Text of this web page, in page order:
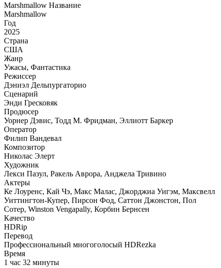
Marshmallow Название
Marshmallow
Год
2025
Страна
США
Жанр
Ужасы, Фантастика
Режиссер
Дэниэл Дельпургаторио
Сценарий
Энди Гресковяк
Продюсер
Уорнер Дэвис, Тодд М. Фридман, Эллиотт Баркер
Оператор
Филип Вандевал
Композитор
Николас Элерт
Художник
Лекси Пазул, Ракель Аврора, Анджела Тривино
Актеры
Ке Лоуренс, Кай Чэ, Макс Малас, Джорджиа Уигэм, Максвелл
Уиттингтон-Купер, Пирсон Фод, Саттон Джонстон, Пол
Сотер, Winston Vengapally, Корбин Бернсен
Качество
HDRip
Перевод
Профессиональный многоголосый HDRezka
Время
1 час 32 минуты